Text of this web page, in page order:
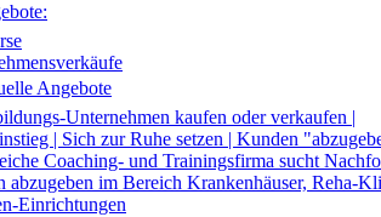
Angebote
Unternehmen kaufen oder verkaufen |
| Sich zur Ruhe setzen | Kunden
Coaching- und Trainingsfirma sucht
abzugeben im Bereich Krankenhäuser, Reha-
Einrichtungen